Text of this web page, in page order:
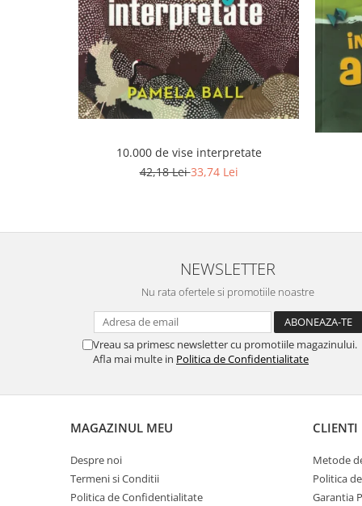
10.000 de vise interpretate
42,18 Lei33,74 Lei
NEWSLETTER
Nu rata ofertele si promotiile noastre
Vreau sa primesc newsletter cu promotiile magazinului.
Afla mai multe in Politica de Confidentialitate
MAGAZINUL MEU
Despre noi
Termeni si Conditii
Politica de Confidentialitate
CLIENTI
Metode
Politica
Garantia